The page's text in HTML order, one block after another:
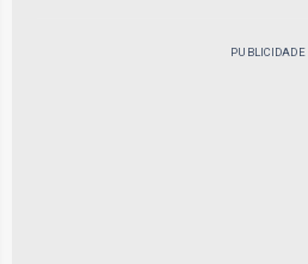
PUBLICIDADE